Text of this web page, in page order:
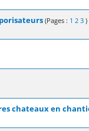
(Pages : 1 2 3 )
chateaux en